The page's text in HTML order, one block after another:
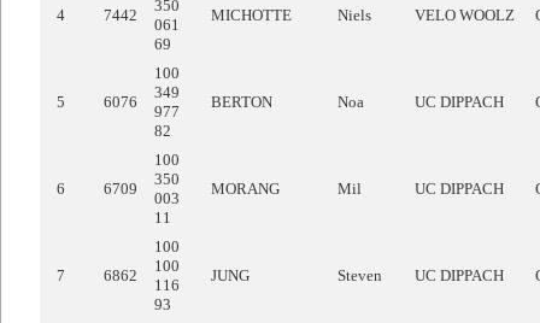
4 7442
350
061
69
MICHOTTE Niels VELO WOOLZ
5 6076
100
349
977
82
BERTON Noa UC DIPPACH
6 6709
100
350
003
11
MORANG Mil UC DIPPACH
7 6862
100
100
116
93
JUNG Steven UC DIPPACH